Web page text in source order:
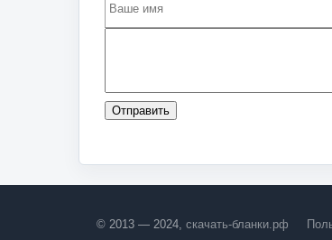
Отправить
© 2013 — 2024, скачать-бланки.рф